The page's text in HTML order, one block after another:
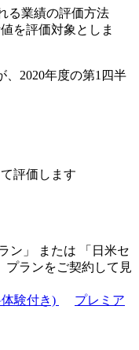
る業績の評価方法
を評価対象としま
2020年度の第1四半
評価します
ン 」 または 「 日米セ
プランをご契約して見
験付き)
プレミア